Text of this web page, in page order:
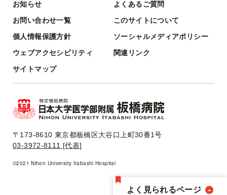
よく見られるページ
お知らせ
よくあるご質問
お問い合わせ一覧
このサイトについて
個人情報保護方針
ソーシャルメディアポリシー
ウェブアクセシビリティ
関連リンク
サイトマップ
〒173-8610 東京都板橋区大谷口上町30番1号
03-3972-8111 [代表]
©2021 Nihon University Itabashi Hospital